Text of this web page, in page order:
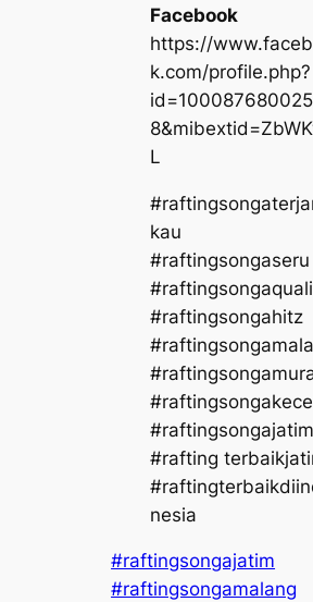
Facebook
https://
k.com/profile.php?
L
kau
#raftingsongaseru
#raftingsongahitz
#raftingsongakece
#raftingsongajatim
#rafting
nesia
#raftingsongajatim
#raftingsongamalang